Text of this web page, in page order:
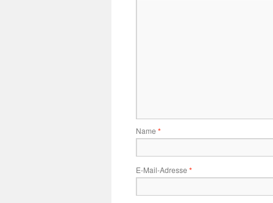
Name *
E-Mail-Adresse *